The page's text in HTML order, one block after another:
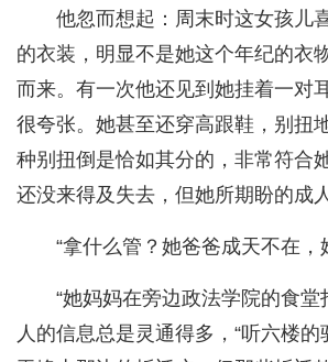
他忽而想起：周末时这女孩儿
的衣装，明显不是她这个年纪的衣
而来。有一次他还见到她挂着一对
很夸张。她甚至还穿高跟鞋，别扭
种别扭倒是恰如其分的，非常符
还没来得及失去，但她所期盼的成
“拿什么管？她爸爸成天不在
“她妈妈在旁边政法学院的食堂
人的信息总是灵通得多，“听六楼